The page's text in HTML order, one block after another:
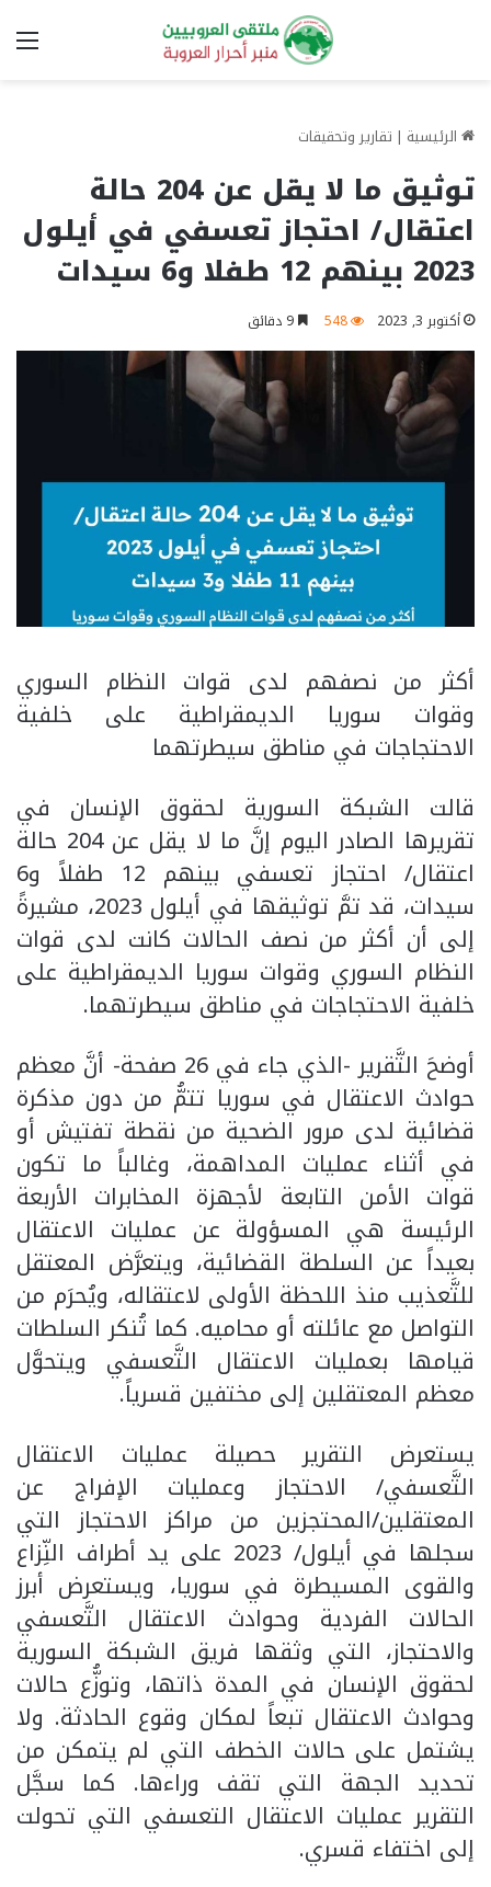
الرئيسية | تقارير وتحقيقات
توثيق ما لا يقل عن 204 حالة
اعتقال/ احتجاز تعسفي في أيلول
2023 بينهم 12 طفلا و6 سيدات
أكتوبر 3, 2023 548
أكثر من نصفهم لدى قوات النظام السوري
وقوات سوريا الديمقراطية على خلفية
الاحتجاجات في مناطق سيطرتهما
قالت الشبكة السورية لحقوق الإنسان في
تقريرها الصادر اليوم إنَّ ما لا يقل عن 204 حالة
اعتقال/ احتجاز تعسفي بينهم 12 طفلاً و6
سيدات، قد تمَّ توثيقها في أيلول 2023، مشيرةً
إلى أن أكثر من نصف الحالات كانت لدى قوات
النظام السوري وقوات سوريا الديمقراطية على
خلفية الاحتجاجات في مناطق سيطرتهما.
أوضحَ التَّقرير -الذي جاء في 26 صفحة- أنَّ معظم
حوادث الاعتقال في سوريا تتمُّ من دون مذكرة
قضائية لدى مرور الضحية من نقطة تفتيش أو
في أثناء عمليات المداهمة، وغالباً ما تكون
قوات الأمن التابعة لأجهزة المخابرات الأربعة
الرئيسة هي المسؤولة عن عمليات الاعتقال
بعيداً عن السلطة القضائية، ويتعرَّض المعتقل
للتَّعذيب منذ اللحظة الأولى لاعتقاله، ويُحرَم من
التواصل مع عائلته أو محاميه. كما تُنكر السلطات
قيامها بعمليات الاعتقال التَّعسفي ويتحوَّل
معظم المعتقلين إلى مختفين قسرياً.
يستعرض التقرير حصيلة عمليات الاعتقال
التَّعسفي/ الاحتجاز وعمليات الإفراج عن
المعتقلين/المحتجزين من مراكز الاحتجاز التي
سجلها في أيلول/ 2023 على يد أطراف النِّزاع
والقوى المسيطرة في سوريا، ويستعرض أبرز
الحالات الفردية وحوادث الاعتقال التَّعسفي
والاحتجاز، التي وثقها فريق الشبكة السورية
لحقوق الإنسان في المدة ذاتها، وتوزُّع حالات
وحوادث الاعتقال تبعاً لمكان وقوع الحادثة. ولا
يشتمل على حالات الخطف التي لم يتمكن من
تحديد الجهة التي تقف وراءها. كما سجَّل
التقرير عمليات الاعتقال التعسفي التي تحولت
إلى اختفاء قسري.